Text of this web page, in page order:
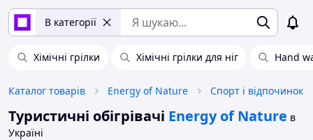
В категорії
Хімічні грілки Хімічні грілки для ніг Hand
Каталог товарів Energy of Nature Спорт і відпочинок
Туристичні обігрівачі Energy of Nature в
Україні